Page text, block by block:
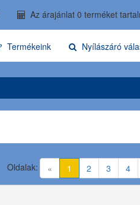
Az árajánlat 0 terméket
Termékeink Nyílászáró
« 1 (current)
2 3 4
Oldalak: